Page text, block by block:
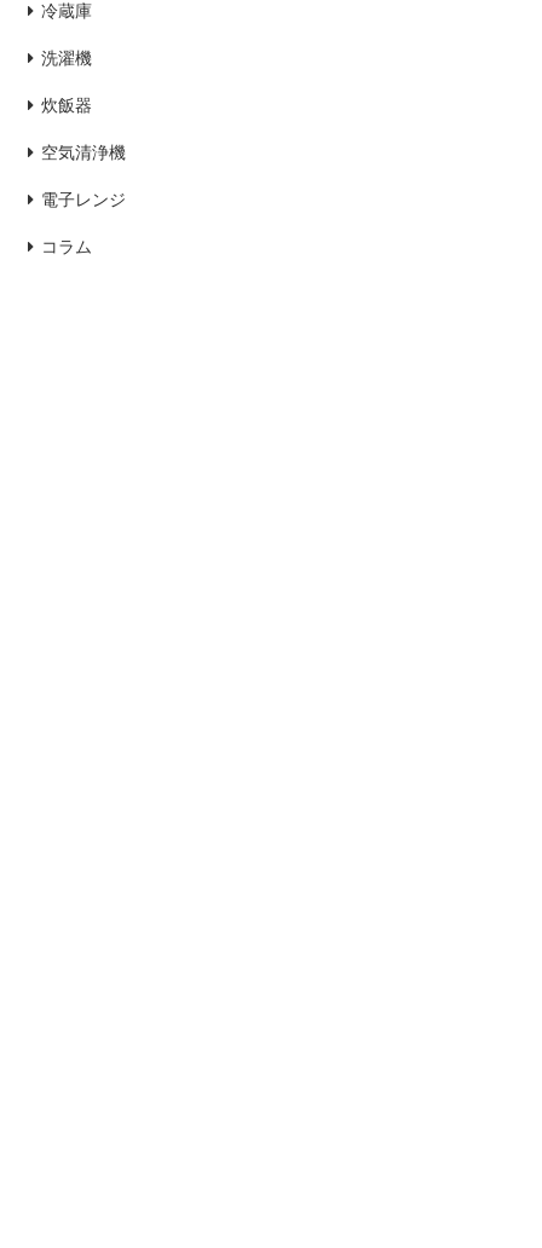
冷蔵庫
洗濯機
炊飯器
空気清浄機
電子レンジ
コラム